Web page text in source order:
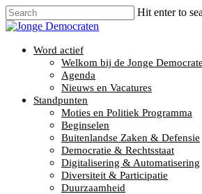
Hit enter to
Word actief
Welkom bij de Jonge
Agenda
Nieuws en Vacatures
Standpunten
Moties en Politiek Programma
Beginselen
Buitenlandse Zaken & Defensie
Democratie & Rechtsstaat
Digitalisering & Automatisering
Diversiteit & Participatie
Duurzaamheid